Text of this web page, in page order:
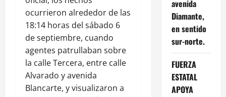
ocurrieron alrededor de las
18:14 horas del sábado 6
de septiembre, cuando
agentes patrullaban sobre
la calle Tercera, entre calle
Alvarado y avenida
Blancarte, y visualizaron a
avenida
Diamante,
en sentido
sur-norte.
FUERZA
ESTATAL
APOYA